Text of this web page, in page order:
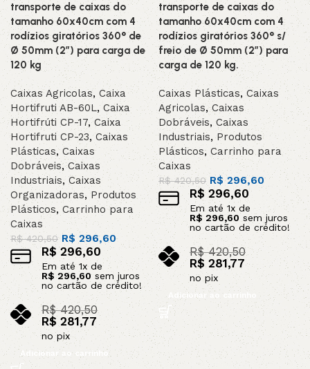
transporte de caixas do
tamanho 60x40cm com 4
rodízios giratórios 360° de
Ø 50mm (2”) para carga de
120 kg
Caixas Agricolas, Caixa
Hortifruti AB-60L, Caixa
Hortifrúti CP-17,Caixa
Hortifruti CP-23,Caixas
Plásticas,Caixas
Dobráveis,Caixas
Industriais, Caixas
Organizadoras,Produtos
Plásticos, Carrinho para
Caixas
R$420,50 R$ 296,60
R$ 296,60
Em até 1x de
R$296,60sem juros
no cartão de crédito!
R$420,50
R$ 281,77
no pix
Adicionar ao carrinho
transporte de caixas do
tamanho 60x40cm com 4
rodízios giratórios 360° s/
freio de Ø 50mm (2”) para
carga de 120 kg.
Caixas Plásticas,Caixas
Agricolas,Caixas
Dobráveis,Caixas
Industriais,Produtos
Plásticos, Carrinho para
Caixas
R$420,50 R$296,60
R$296,60
Em até 1x de
R$ 296,60 sem juros
no cartão de crédito!
R$420,50
R$281,77
no pix
Adicionar ao carrinho